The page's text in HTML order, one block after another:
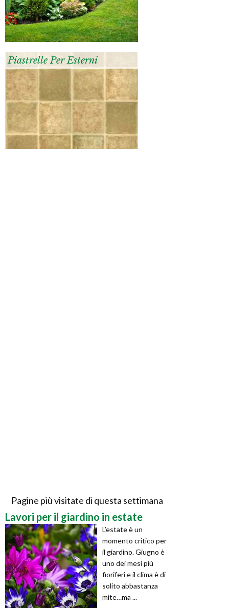
Piastrelle Per Esterni
Pagine più visitate di questa settimana
Lavori per il giardino in estate
L’estate è un
momento critico per
il giardino. Giugno è
uno dei mesi più
fioriferi e il clima è di
solito abbastanza
mite…ma ...